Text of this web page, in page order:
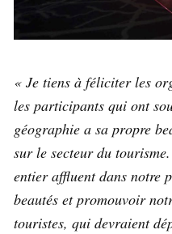
« Je tiens à féliciter les
les participants qui ont
géographie a sa propre
sur le secteur du
entier affluent dans notre
beautés et promouvoir
touristes, qui devraient